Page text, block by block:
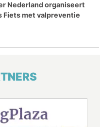
Nederland organiseert
Fiets met valpreventie